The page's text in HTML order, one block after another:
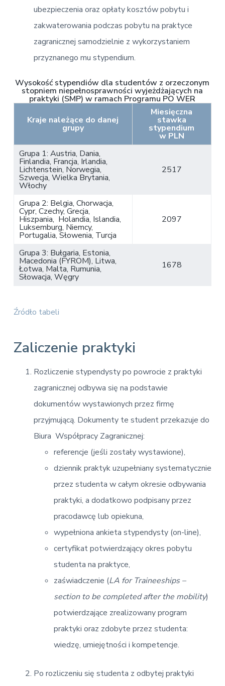
ubezpieczenia oraz opłaty kosztów pobytu i
zakwaterowania podczas pobytu na praktyce
zagranicznej samodzielnie z wykorzystaniem
przyznanego mu stypendium.
Wysokość stypendiów dla studentów z orzeczonym
stopniem niepełnosprawności wyjeżdżających na
praktyki (SMP) w ramach Programu PO WER
Kraje należące do danej
grupy
Miesięczna
stawka
stypendium
w PLN
Grupa 1: Austria, Dania,
Finlandia, Francja, Irlandia,
Lichtenstein, Norwegia,
Szwecja, Wielka Brytania,
Włochy
2517
Grupa 2: Belgia, Chorwacja,
Cypr, Czechy, Grecja,
Hiszpania, Holandia, Islandia,
Luksemburg, Niemcy,
Portugalia, Słowenia, Turcja
2097
Grupa 3: Bułgaria, Estonia,
Macedonia (FYROM), Litwa,
Łotwa, Malta, Rumunia,
Słowacja, Węgry
1678
Źródło tabeli
Zaliczenie praktyki
Rozliczenie stypendysty po powrocie z praktyki
zagranicznej odbywa się na podstawie
dokumentów wystawionych przez firmę
przyjmującą. Dokumenty te student przekazuje do
Biura Współpracy Zagranicznej:
referencje (jeśli zostały wystawione),
dziennik praktyk uzupełniany systematycznie
przez studenta w całym okresie odbywania
praktyki, a dodatkowo podpisany przez
pracodawcę lub opiekuna,
wypełniona ankieta stypendysty (on-line),
certyfikat potwierdzający okres pobytu
studenta na praktyce,
zaświadczenie (LA for Traineeships –
section to be completed after the mobility)
potwierdzające zrealizowany program
praktyki oraz zdobyte przez studenta:
wiedzę, umiejętności i kompetencje.
Po rozliczeniu się studenta z odbytej praktyki